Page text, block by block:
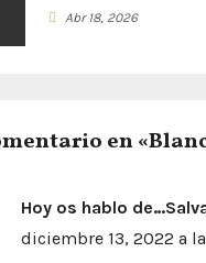
Abr 18, 2026
en
Hoy os hablo
diciembre 13, 2022 a